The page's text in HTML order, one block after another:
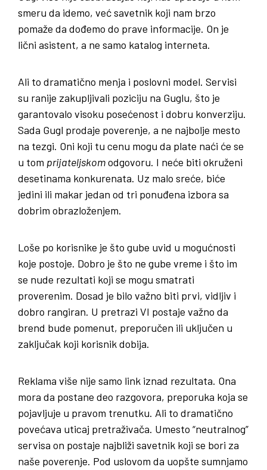
smeru da idemo, već savetnik koji nam brzo
pomaže da dođemo do prave informacije. On je
lični asistent, a ne samo katalog interneta.
Ali to dramatično menja i poslovni model. Servisi
su ranije zakupljivali poziciju na Guglu, što je
garantovalo visoku posećenost i dobru konverziju.
Sada Gugl prodaje poverenje, a ne najbolje mesto
na tezgi. Oni koji tu cenu mogu da plate naći će se
u tom prijateljskomodgovoru. I neće biti okruženi
desetinama konkurenata. Uz malo sreće, biće
jedini ili makar jedan od tri ponuđena izbora sa
dobrim obrazloženjem.
Loše po korisnike je što gube uvid u mogućnosti
koje postoje. Dobro je što ne gube vreme i što im
se nude rezultati koji se mogu smatrati
proverenim. Dosad je bilo važno biti prvi, vidljiv i
dobro rangiran. U pretrazi VI postaje važno da
brend bude pomenut, preporučen ili uključen u
zaključak koji korisnik dobija.
Reklama više nije samo link iznad rezultata. Ona
mora da postane deo razgovora, preporuka koja se
pojavljuje u pravom trenutku. Ali to dramatično
povećava uticaj pretraživača. Umesto “neutralnog”
servisa on postaje najbliži savetnik koji se bori za
naše poverenje. Pod uslovom da uopšte sumnjamo